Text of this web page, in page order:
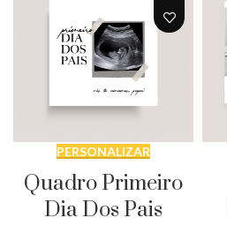
PERSONALIZAR
Quadro Primeiro
Dia Dos Pais